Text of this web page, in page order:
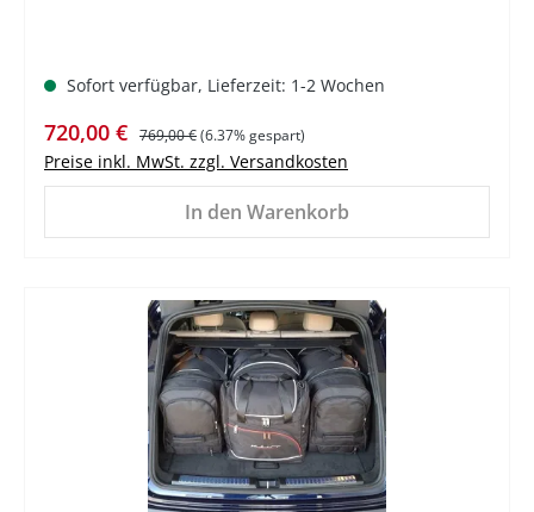
Sofort verfügbar, Lieferzeit: 1-2 Wochen
Verkaufspreis:
720,00 € Regulärer Preis:
769,00 €(6.37% gespart)
Preise inkl. MwSt. zzgl. Versandkosten
In den Warenkorb